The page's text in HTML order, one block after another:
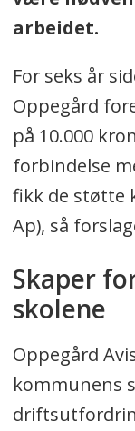
arbeidet.
For seks år
Oppegård
på 10.000
forbindelse
fikk de støtte
Ap), så
Skaper
skolene
Oppegård
kommunens